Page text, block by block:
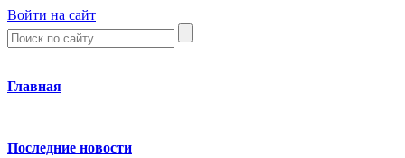
Войти на сайт
Главная
Последние новости